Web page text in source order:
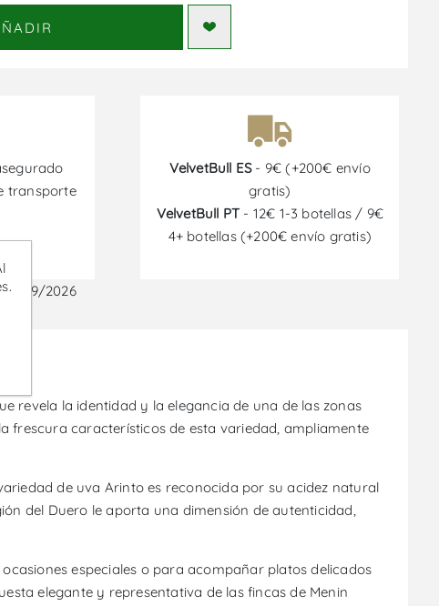
transporte
VelvetBull ES- 9€ (+200€ envío
gratis)
VelvetBull PT - 12€ 1-3 botellas / 9€
4+ botellas (+200€ envío gratis)
09/2026
revela la identidad y la elegancia de una de las zonas
frescura característicos de esta variedad, ampliamente
de uva Arinto es reconocida por su acidez natural
del Duero le aporta una dimensión de autenticidad,
especiales o para acompañar platos delicados
elegante y representativa de las fincas de Menin